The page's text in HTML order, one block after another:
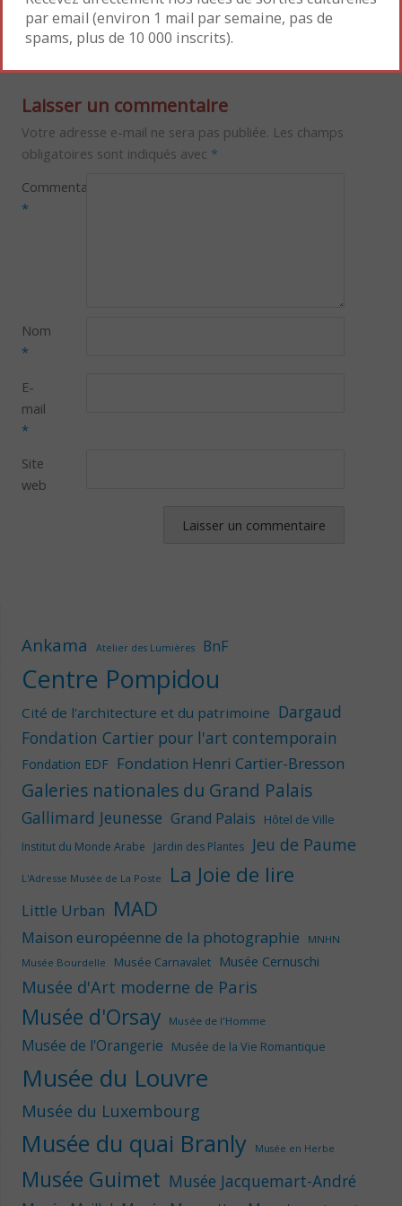
home-made !
Laisser un commentaire
Votre adresse e-mail ne sera pas publiée. Les champs
obligatoires sont indiqués avec *
Commentaire
*
Nom
*
E-
mail
*
Site
web
Ankama Atelier des Lumières BnF
Centre Pompidou
Cité de l'architecture et du patrimoine Dargaud
Fondation Cartier pour l'art contemporain
Fondation EDF Fondation Henri Cartier-Bresson
Galeries nationales du Grand Palais
Gallimard Jeunesse Grand Palais Hôtel de Ville
Institut du Monde Arabe Jardin des Plantes Jeu de Paume
L'Adresse Musée de La Poste La Joie de lire
Little Urban MAD
Maison européenne de la photographie
MNHN
Musée Bourdelle
Musée Carnavalet Musée Cernuschi
Musée d'Art moderne de Paris
Musée d'Orsay Musée de l'Homme
Musée de l'Orangerie Musée de la Vie Romantique
Musée du Louvre
Musée du Luxembourg
Musée du quai Branly Musée en Herbe
Musée Guimet Musée Jacquemart-André
par email (environ 1 mail par semaine, pas de
spams, plus de 10 000 inscrits).